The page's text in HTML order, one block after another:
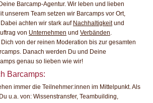
Barcamp-Agentur. Wir leben und lieben
unserem Team setzen wir Barcamps vor Ort,
achten wir stark auf Nachhaltigkeitund
von Unternehmen und Verbänden.
von der reinen Moderation bis zur gesamten
Danach werden Du und Deine
genau so lieben wie wir!
Barcamps:
immer die Teilnehmer:innen im Mittelpunkt. Als
u.a. von: Wissenstransfer, Teambuilding,